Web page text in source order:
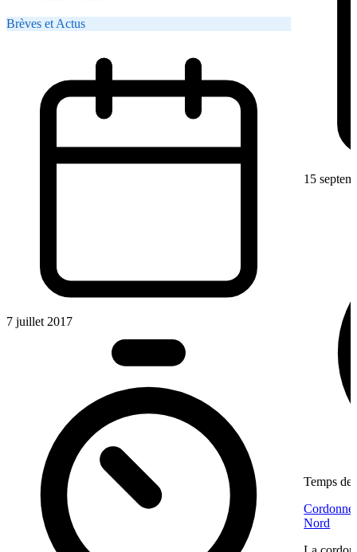
Brèves et Actus
7 juillet 2017
15
Temps de
Nord